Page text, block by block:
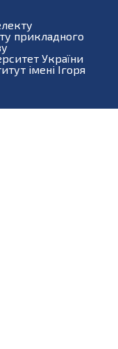
прикладного
України
імені Ігоря